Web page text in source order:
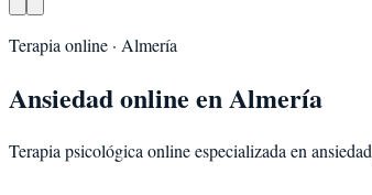
Terapia online · Almería
Ansiedadonline enAlmería
Terapia psicológica online especializada en ansiedad